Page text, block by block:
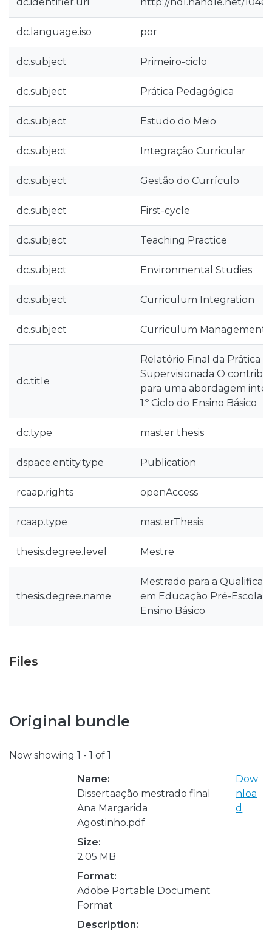
dc.language.iso por
dc.subject Primeiro-ciclo
dc.subject Prática Pedagógica
dc.subject Estudo do Meio
dc.subject Integração Curricular
dc.subject Gestão do Currículo
dc.subject First-cycle
dc.subject Teaching Practice
dc.subject Environmental Studies
dc.subject Curriculum Integration
dc.subject Curriculum Management
dc.title
Relatório Final da Prática
Supervisionada O
para uma abordagem
1.º Ciclo do Ensino Básico
dc.type master thesis
dspace.entity.type Publication
rcaap.rights openAccess
rcaap.type masterThesis
thesis.degree.level Mestre
thesis.degree.name
Mestrado para a
em Educação Pré-Escolar
Ensino Básico
Files
Original bundle
Now showing 1 - 1 of 1
Name:
Dissertaação mestrado final
Ana Margarida
Agostinho.pdf
Size:
2.05 MB
Format:
Adobe Portable Document
Format
Description:
Dow
nloa
d